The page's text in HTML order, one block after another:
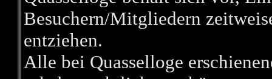
Besuchern/Mitgliedern
entziehen.
Alle bei Quasselloge